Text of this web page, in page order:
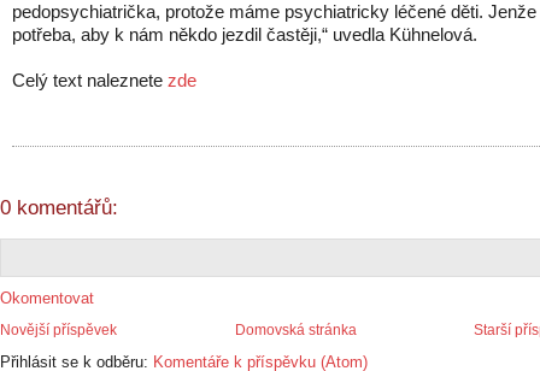
pedopsychiatrička, protože máme psychiatricky léčené děti. Jenže
potřeba, aby k nám někdo jezdil častěji,“ uvedla Kühnelová.
Celý text naleznete zde
0 komentářů:
Okomentovat
Novější příspěvek Starší
Domovská stránka
Přihlásit se k odběru: Komentáře k příspěvku (Atom)